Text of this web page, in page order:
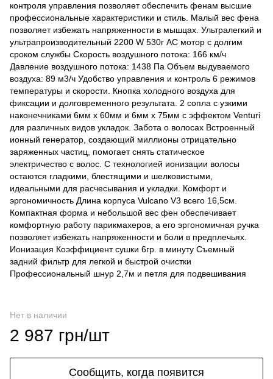
контроля управления позволяет обеспечить фенам высшие
профессиональные характеристики и стиль. Малый вес фена
позволяет избежать напряженности в мышцах. Ультралегкий и
ультрапроизводительный 2200 W 530г АС мотор с долгим
сроком службы Скорость воздушного потока: 166 км/ч
Давление воздушного потока: 1438 Па Объем выдуваемого
воздуха: 89 м3/ч Удобство управления и контроль 6 режимов
температуры и скорости. Кнопка холодного воздуха для
фиксации и долговременного результата. 2 сопла с узкими
наконечниками 6мм x 60мм и 6мм x 75мм c эффектом Venturi
для различных видов укладок. Забота о волосах Встроенный
ионный генератор, создающий миллионы отрицательно
заряженных частиц, помогает снять статическое
электричество с волос. С технологией ионизации волосы
остаются гладкими, блестящими и шелковистыми,
идеальными для расчесывания и укладки. Комфорт и
эргономичность Длина корпуса Vulcano V3 всего 16,5см.
Компактная форма и небольшой вес фен обеспечивает
комфортную работу парикмахеров, а его эргономичная ручка
позволяет избежать напряженности и боли в предплечьях.
Ионизация Коэффициент сушки 6гр. в минуту Съемный
задний фильтр для легкой и быстрой очистки
Профессиональный шнур 2,7м и петля для подвешивания
Нет в наличии
2 987 грн/шт
Сообщить, когда появится